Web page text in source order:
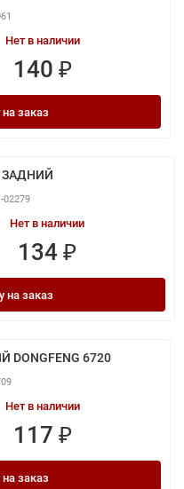
Нет в наличии
140 ₽
заказ
02279
Нет в наличии
134 ₽
на заказ
6720
Нет в наличии
117 ₽
заказ